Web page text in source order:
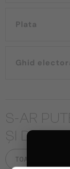
Plata
Ghid
S-AR
ȘI DE
TOATE